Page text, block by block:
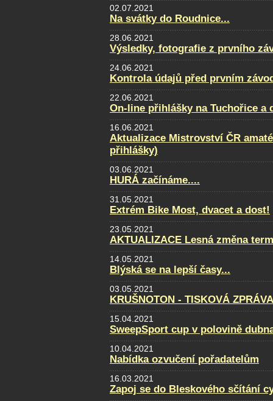
02.07.2021
Na svátky do Roudnice...
28.06.2021
Výsledky, fotografie z prvního
24.06.2021
Kontrola údajů před prvním
22.06.2021
On-line přihlášky na Tuchořice a
16.06.2021
Aktualizace Mistrovství ČR
přihlášky)
03.06.2021
HURÁ začínáme....
31.05.2021
Extrém Bike Most, dvacet a dost!
23.05.2021
AKTUALIZACE Lesná změna
14.05.2021
Blýská se na lepší časy...
03.05.2021
KRUŠNOTON - TISKOVÁ
15.04.2021
SweepSport cup v polovině
10.04.2021
Nabídka ozvučení pořadatelům
16.03.2021
Zapoj se do Bleskového sčítání